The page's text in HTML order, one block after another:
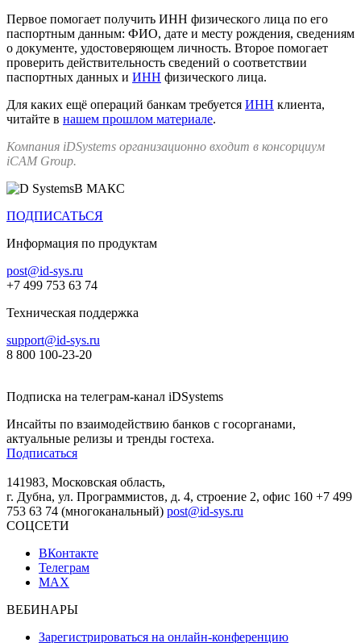
Первое помогает получить ИНН физического лица по его
паспортным данным: ФИО, дате и месту рождения, сведениям
о документе, удостоверяющем личность. Второе помогает
проверить действительность сведений о соответствии
паспортных данных и ИНН физического лица.
Для каких ещё операций банкам требуется ИНН клиента,
читайте в нашем прошлом материале.
Компания iDSystems организационно входит в консорциум
iCAM Group.
В МАКС
ПОДПИСАТЬСЯ
Информация по продуктам
post@id-sys.ru
+7 499 753 63 74
Техническая поддержка
support@id-sys.ru
8 800 100-23-20
Подписка на телеграм-канал iDSystems
Инсайты по взаимодействию банков с госорганами,
актуальные релизы и тренды гостеха.
Подписаться
141983, Московская область,
г. Дубна, ул. Программистов, д. 4, строение 2, офис 160 +7 499
753 63 74 (многоканальный) post@id-sys.ru
СОЦСЕТИ
ВКонтакте
Телеграм
MAX
ВЕБИНАРЫ
Зарегистрироваться на онлайн-конференцию